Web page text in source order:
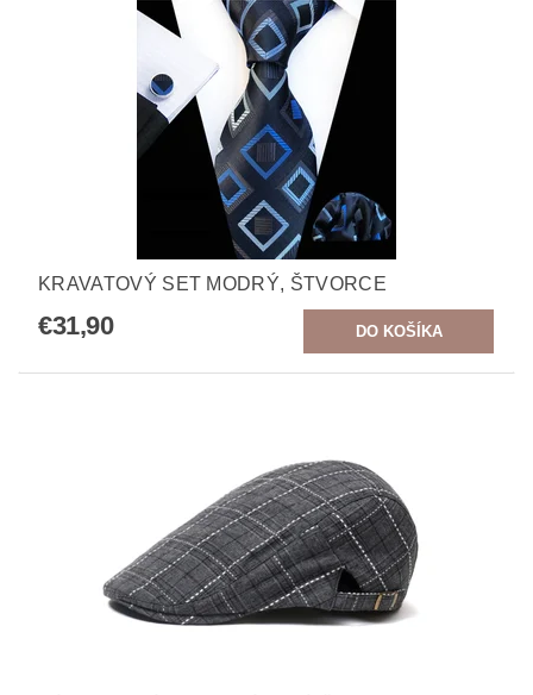
KRAVATOVÝ SET MODRÝ, ŠTVORCE
€31,90